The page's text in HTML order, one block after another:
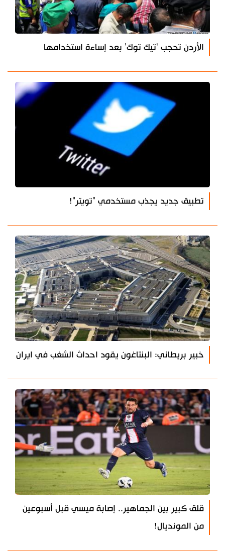
الأردن تحجب 'تيك توك' بعد إساءة استخدامها
تطبيق جديد يجذب مستخدمي "تويتر"!
خبير بريطاني: البنتاغون يقود احداث الشغب في ايران
قلق كبير بين الجماهير.. إصابة ميسي قبل أسبوعين
من المونديال!